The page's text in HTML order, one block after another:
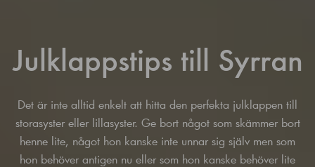
Julklappstips till Syrran
Det är inte alltid enkelt att hitta den perfekta julklappen till
storasyster eller lillasyster. Ge bort något som skämmer bort
henne lite, något hon kanske inte unnar sig själv men som
hon behöver antigen nu eller som hon kanske behöver lite